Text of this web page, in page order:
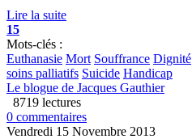
Lire la suite
15
Mots-clés :
Euthanasie Mort Souffrance Dignité
soins palliatifs Suicide Handicap
Le blogue de Jacques Gauthier
8719 lectures
0 commentaires
Vendredi 15 Novembre 2013